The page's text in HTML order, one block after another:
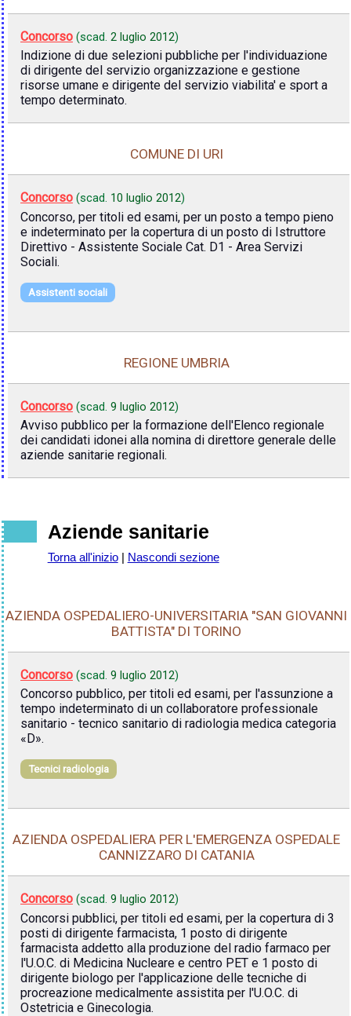
Concorso (scad. 2 luglio 2012)
Indizione di due selezioni pubbliche per l'individuazione
di dirigente del servizio organizzazione e gestione
risorse umane e dirigente del servizio viabilita' e sport a
tempo determinato.
COMUNE DI URI
Concorso (scad. 10 luglio 2012)
Concorso, per titoli ed esami, per un posto a tempo pieno
e indeterminato per la copertura di un posto di Istruttore
Direttivo - Assistente Sociale Cat. D1 - Area Servizi
Sociali.
Assistenti sociali
REGIONE UMBRIA
Concorso (scad. 9 luglio 2012)
Avviso pubblico per la formazione dell'Elenco regionale
dei candidati idonei alla nomina di direttore generale delle
aziende sanitarie regionali.
Aziende sanitarie
Torna all'inizio| Nascondi sezione
AZIENDA OSPEDALIERO-UNIVERSITARIA "SAN GIOVANNI
BATTISTA" DI TORINO
Concorso (scad. 9 luglio 2012)
Concorso pubblico, per titoli ed esami, per l'assunzione a
tempo indeterminato di un collaboratore professionale
sanitario - tecnico sanitario di radiologia medica categoria
«D».
Tecnici radiologia
AZIENDA OSPEDALIERA PER L'EMERGENZA OSPEDALE
CANNIZZARO DI CATANIA
Concorso (scad. 9 luglio 2012)
Concorsi pubblici, per titoli ed esami, per la copertura di 3
posti di dirigente farmacista, 1 posto di dirigente
farmacista addetto alla produzione del radio farmaco per
l'U.O.C. di Medicina Nucleare e centro PET e 1 posto di
dirigente biologo per l'applicazione delle tecniche di
procreazione medicalmente assistita per l'U.O.C. di
Ostetricia e Ginecologia.